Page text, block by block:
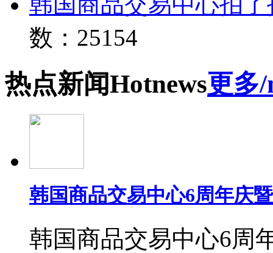
数：25154
热点新闻Hotnews更多
韩国商品交易中心6周年庆
韩国商品交易中心6周